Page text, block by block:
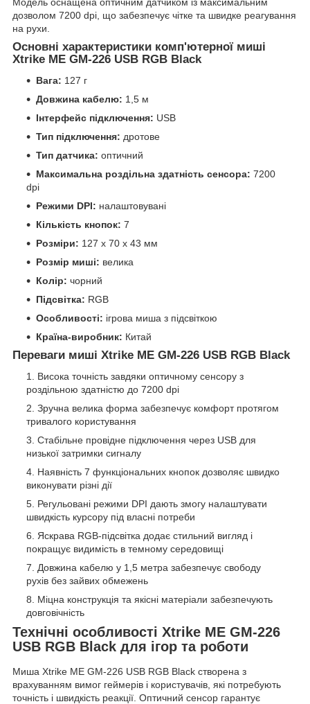
Модель оснащена оптичним датчиком із максимальним
дозволом 7200 dpi, що забезпечує чітке та швидке реагування
на рухи.
Основні характеристики комп'ютерної миші
Xtrike ME GM-226 USB RGB Black
Вага: 127 г
Довжина кабелю: 1,5 м
Інтерфейс підключення: USB
Тип підключення: дротове
Тип датчика: оптичний
Максимальна роздільна здатність сенсора: 7200
dpi
Режими DPI: налаштовувані
Кількість кнопок: 7
Розміри: 127 х 70 х 43 мм
Розмір миші: велика
Колір: чорний
Підсвітка: RGB
Особливості: ігрова миша з підсвіткою
Країна-виробник: Китай
Переваги миші Xtrike ME GM-226 USB RGB Black
Висока точність завдяки оптичному сенсору з
роздільною здатністю до 7200 dpi
Зручна велика форма забезпечує комфорт протягом
тривалого користування
Стабільне провідне підключення через USB для
низької затримки сигналу
Наявність 7 функціональних кнопок дозволяє швидко
виконувати різні дії
Регульовані режими DPI дають змогу налаштувати
швидкість курсору під власні потреби
Яскрава RGB-підсвітка додає стильний вигляд і
покращує видимість в темному середовищі
Довжина кабелю у 1,5 метра забезпечує свободу
рухів без зайвих обмежень
Міцна конструкція та якісні матеріали забезпечують
довговічність
Технічні особливості Xtrike ME GM-226
USB RGB Black для ігор та роботи
Миша Xtrike ME GM-226 USB RGB Black створена з
врахуванням вимог геймерів і користувачів, які потребують
точність і швидкість реакції. Оптичний сенсор гарантує